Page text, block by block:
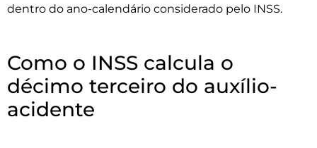
dentro do ano-calendário considerado pelo INSS.
Como o INSS calcula o
décimo terceiro do auxílio-
acidente